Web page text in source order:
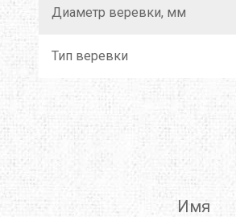
Диаметр веревки, мм
Тип веревки
Имя